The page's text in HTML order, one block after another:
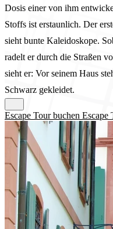
Dosis einer von ihm
Stoffs ist erstaunlich. Der
sieht bunte Kaleidoskope.
radelt er durch die Straßen
sieht er: Vor seinem Haus
Schwarz gekleidet.
Escape Tour buchen